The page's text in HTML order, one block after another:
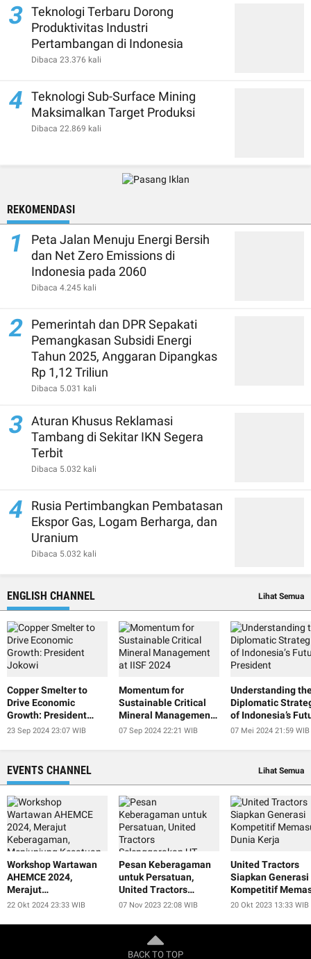
3 Teknologi Terbaru Dorong
Produktivitas Industri
Pertambangan di Indonesia
Dibaca 23.376 kali
4
Teknologi Sub-Surface Mining
Maksimalkan Target Produksi
Dibaca 22.869 kali
REKOMENDASI
1
Peta Jalan Menuju Energi Bersih
dan Net Zero Emissions di
Indonesia pada 2060
Dibaca 4.245 kali
2
Pemerintah dan DPR Sepakati
Pemangkasan Subsidi Energi
Tahun 2025, Anggaran Dipangkas
Rp 1,12 Triliun
Dibaca 5.031 kali
3 Aturan Khusus Reklamasi
Tambang di Sekitar IKN Segera
Terbit
Dibaca 5.032 kali
4
Rusia Pertimbangkan Pembatasan
Ekspor Gas, Logam Berharga, dan
Uranium
Dibaca 5.032 kali
ENGLISH CHANNEL Lihat Semua
Copper Smelter to
Drive Economic
Growth: President
Jokowi
23 Sep 2024 23:07 WIB
Momentum for
Sustainable Critical
Mineral Management
at IISF 2024
07 Sep 2024 22:21 WIB
Understanding
Diplomatic
of Indonesia’s
President
07 Mei 2024 21:59 WIB
EVENTS CHANNEL Lihat Semua
Workshop Wartawan
AHEMCE 2024,
Merajut
Keberagaman,
dan Menjaga
22 Okt 2024 23:33 WIB
Pesan Keberagaman
untuk Persatuan,
United Tractors
Selenggarakan UT
2023
07 Nov 2023 22:08 WIB
United Tractors
Siapkan Generasi
Kompetitif
Dunia Kerja
20 Okt 2023 13:33 WIB
BACK TO TOP